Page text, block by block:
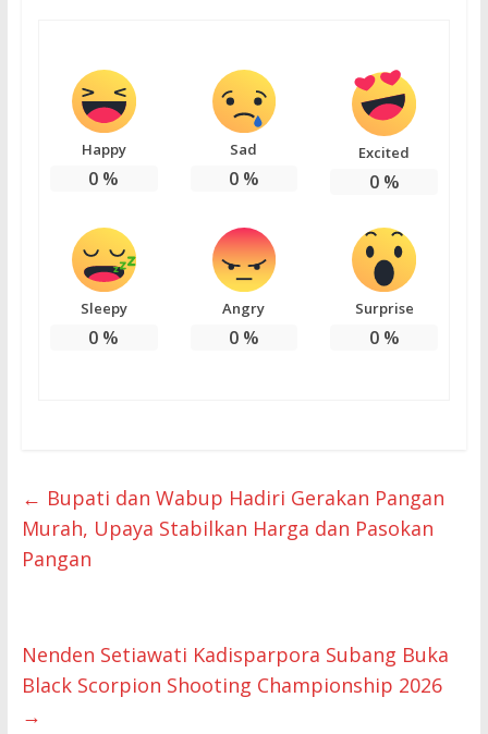
Happy
0 %
Sad
0%
Excited
0%
Sleepy
0 %
Angry
0%
Surprise
0%
← Bupati dan Wabup Hadiri Gerakan Pangan
Murah, Upaya Stabilkan Harga dan Pasokan
Pangan
Nenden Setiawati Kadisparpora Subang Buka
Black Scorpion Shooting Championship 2026
→